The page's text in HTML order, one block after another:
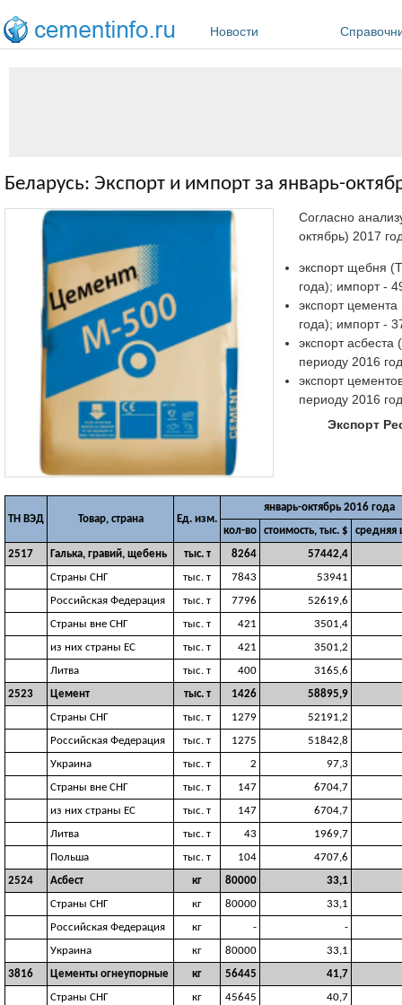
Новости
Беларусь: Экспорт и импорт за январь-
Согласно
октябрь) 2017
экспорт щебня
года); импорт -
экспорт
года); импорт -
экспорт
периоду 2016
экспорт
периоду 2016
Экспорт
ТН ВЭД Товар, страна Ед. изм.
январь-октябрь 2016 года
кол-во
стоимость, тыс. $
средняя
2517
Галька, гравий, щебень тыс. т 8264
57442,4
Страны СНГ
тыс. т 7843
53941
Российская Федерация
тыс. т 7796
52619,6
Страны вне СНГ
тыс. т 421
3501,4
из них страны ЕС
тыс. т 421
3501,2
Литва
тыс. т 400
3165,6
2523
Цемент тыс. т 1426
58895,9
Страны СНГ
тыс. т 1279
52191,2
Российская Федерация
тыс. т 1275
51842,8
Украина
тыс. т 2
97,3
Страны вне СНГ
тыс. т 147
6704,7
из них страны ЕС
тыс. т 147
6704,7
Литва
тыс. т 43
1969,7
Польша
тыс. т 104
4707,6
2524
Асбест кг 80000
33,1
Страны СНГ
кг 80000
33,1
Российская Федерация
кг -
-
Украина
кг 80000
33,1
3816
Цементы огнеупорные кг 56445
41,7
Страны СНГ
кг 45645
40,7